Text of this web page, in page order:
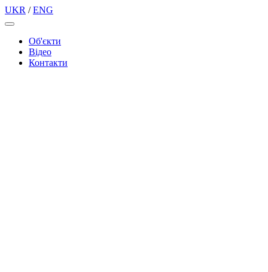
UKR /ENG
Об'єкти
Вiдео
Контакти